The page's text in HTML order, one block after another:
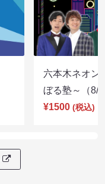
六本木ネオン
ぼる塾～（
¥1500 (税込)